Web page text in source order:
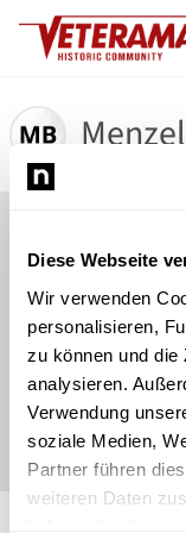
Diese Webseite
Wir verwenden
personalisieren,
zu können und die
analysieren.
Verwendung
soziale Medien,
Partner führen
weiteren Daten
©Newsload /System